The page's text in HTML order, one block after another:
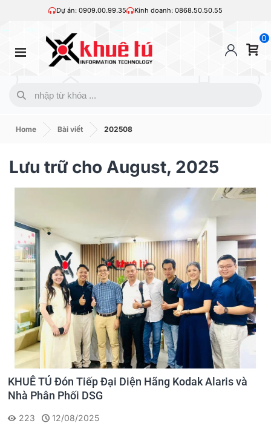
Dự án: 0909.00.99.35 Kinh doanh: 0868.50.50.55
0
Home Bài viết 202508
Lưu trữ cho August, 2025
KHUÊ TÚ Đón Tiếp Đại Diện Hãng Kodak Alaris và
Nhà Phân Phối DSG
223
12/08/2025